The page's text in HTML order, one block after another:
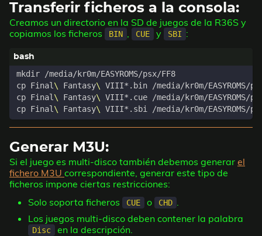
Transferir ficheros a la consola:
Creamos un directorio en la SD de juegos de la R36S y
copiamos los ficheros
BIN CUE y SBI :
cp Final \ Fantasy\
cp Final \ Fantasy\
cp Final \ Fantasy\
Generar M3U:
Si el juego es multi-disco también debemos generar el
fichero M3U correspondiente, generar este tipo de
ficheros impone ciertas restricciones:
Solo soporta ficheros
CUE o CHD
Los juegos multi-disco deben contener la palabra
Disc
en la descripción.